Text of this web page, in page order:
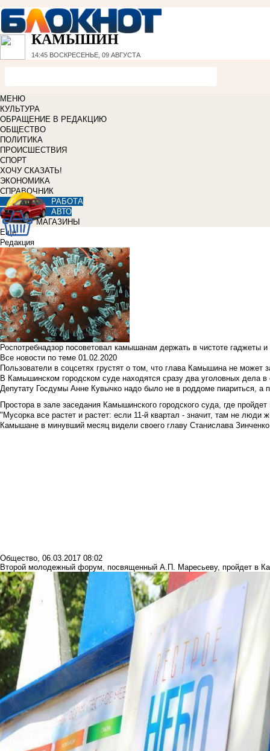
КАМЫШИН
14:45 ВОСКРЕСЕНЬЕ, 09 АВГУСТА
МЕНЮ
КУЛЬТУРА
ОБРАЩЕНИЕ В РЕДАКЦИЮ
ОБЩЕСТВО
ПОЛИТИКА
ПРОИСШЕСТВИЯ
СПОРТ
ХОЧУ СКАЗАТЬ!
ЭКОНОМИКА
СПРАВОЧНИК
РАБОТА
АВТО
МАГАЗИНЫ
Еще
Редакция
Роспотребнадзор посоветовал камышанам держать в чистоте гаджеты
Все новости по теме 01.02.2020
Пользователи в соцсетях грустят о том, что глава Камышина не может
В Камышинском городском суде находятся сразу два уголовных дела
Депутату Госдумы Анне Кувычко надо было не в роддоме пиариться, а
Простора в зале заседания Камышинского городского суда, где
"Мусорка все растет и растет: если 11-й квартал - значит, там не люди
Камышане в минувший месяц видели своего главу Станислава Зинченко
Общество, 06.03.2017 08:02
Второй молодежный форум, посвященный А.П. Маресьеву, пройдет в